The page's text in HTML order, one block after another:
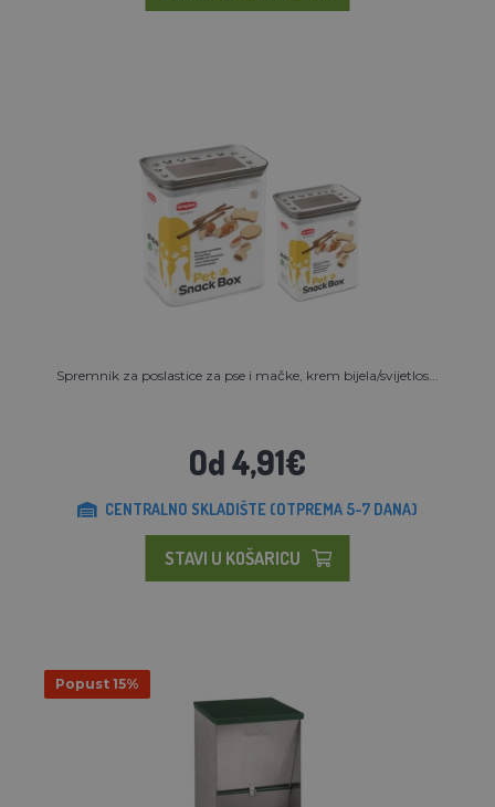
Spremnik za poslastice za pse i mačke, krem bijela/svijetlos...
Od 4,91€
CENTRALNO SKLADIŠTE (OTPREMA 5-7 DANA)
STAVI U KOŠARICU
Popust 15%